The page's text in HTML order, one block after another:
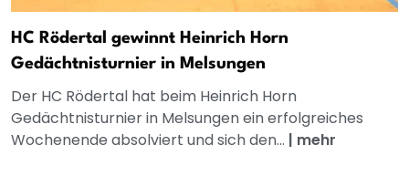
HC Rödertal gewinnt Heinrich Horn
Gedächtnisturnier in Melsungen
Der HC Rödertal hat beim Heinrich Horn
Gedächtnisturnier in Melsungen ein erfolgreiches
Wochenende absolviert und sich den... | mehr